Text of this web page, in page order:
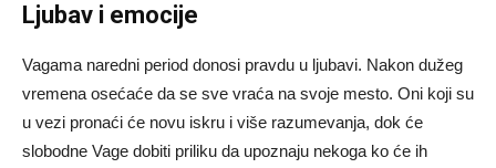
Ljubav i emocije
Vagama naredni period donosi pravdu u ljubavi. Nakon dužeg
vremena osećaće da se sve vraća na svoje mesto. Oni koji su
u vezi pronaći će novu iskru i više razumevanja, dok će
slobodne Vage dobiti priliku da upoznaju nekoga ko će ih